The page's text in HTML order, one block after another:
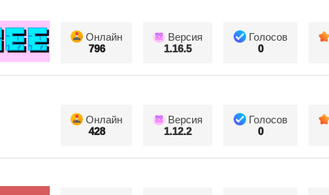
Онлайн
796
Версия
1.16.5
Голосов
0
Онлайн
428
Версия
1.12.2
Голосов
0